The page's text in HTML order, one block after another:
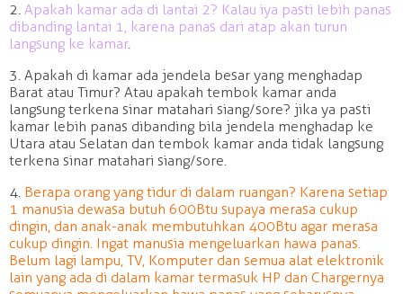
2. Apakah kamar ada di lantai 2? Kalau iya pasti lebih panas
dibanding lantai 1, karena panas dari atap akan turun
langsung ke kamar.
3. Apakah di kamar ada jendela besar yang menghadap
Barat atau Timur? Atau apakah tembok kamar anda
langsung terkena sinar matahari siang/sore? jika ya pasti
kamar lebih panas dibanding bila jendela menghadap ke
Utara atau Selatan dan tembok kamar anda tidak langsung
terkena sinar matahari siang/sore.
4. Berapa orang yang tidur di dalam ruangan? Karena setiap
1 manusia dewasa butuh 600Btu supaya merasa cukup
dingin, dan anak-anak membutuhkan 400Btu agar merasa
cukup dingin. Ingat manusia mengeluarkan hawa panas.
Belum lagi lampu, TV, Komputer dan semua alat elektronik
lain yang ada di dalam kamar termasuk HP dan Chargernya